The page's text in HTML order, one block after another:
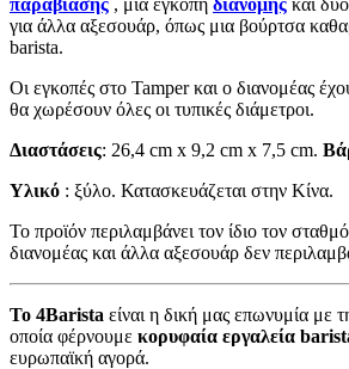
για άλλα αξεσουάρ, όπως μια βούρτσα
barista.
Οι εγκοπές στο Tamper και ο διανομέας
θα χωρέσουν όλες οι τυπικές διάμετροι.
Διαστάσεις: 26,4 cm x 9,2 cm x 7,5 cm.
Υλικό : ξύλο. Κατασκευάζεται στην Κίνα.
Το προϊόν περιλαμβάνει τον ίδιο τον
διανομέας και άλλα αξεσουάρ δεν
Το 4Barista είναι η δική μας επωνυμία με
οποία φέρνουμε κορυφαία εργαλεία
ευρωπαϊκή αγορά.